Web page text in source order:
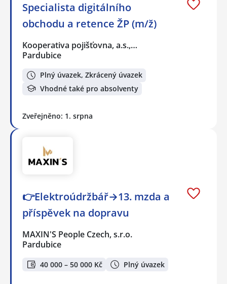
Specialista digitálního
obchodu a retence ŽP (m/ž)
Kooperativa pojišťovna, a.s.,…
Pardubice
Plný úvazek, Zkrácený úvazek
Vhodné také pro absolventy
Zveřejněno: 1. srpna
👉Elektroúdržbář→13. mzda a
příspěvek na dopravu
MAXIN'S People Czech, s.r.o.
Pardubice
40 000 – 50 000 Kč Plný úvazek